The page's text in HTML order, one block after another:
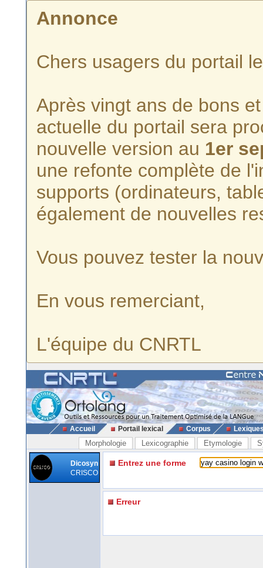
Annonce
Chers usagers du portail
Après vingt ans de bons
actuelle du portail sera
nouvelle version au 1er
une refonte complète de
supports (ordinateurs,
également de nouvelles
Vous pouvez tester la
En vous remerciant,
L'équipe du CNRTL
Accueil Portail lexical Corpus
Morphologie Lexicographie Etymologie
Dicosyn
CRISCO
Entrez une forme
Erreur